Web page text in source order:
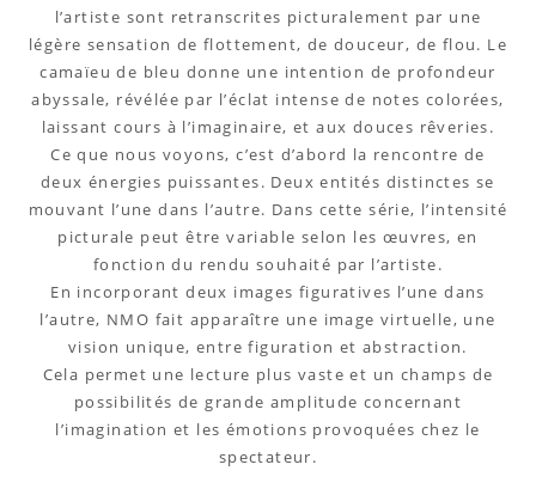
l’artiste sont retranscrites picturalement par une
légère sensation de flottement, de douceur, de flou. Le
camaïeu de bleu donne une intention de profondeur
abyssale, révélée par l’éclat intense de notes colorées,
laissant cours à l’imaginaire, et aux douces rêveries.
Ce que nous voyons, c’est d’abord la rencontre de
deux énergies puissantes. Deux entités distinctes se
mouvant l’une dans l’autre. Dans cette série, l’intensité
picturale peut être variable selon les œuvres, en
fonction du rendu souhaité par l’artiste.
En incorporant deux images figuratives l’une dans
l’autre, NMO fait apparaître une image virtuelle, une
vision unique, entre figuration et abstraction.
Cela permet une lecture plus vaste et un champs de
possibilités de grande amplitude concernant
l’imagination et les émotions provoquées chez le
spectateur.